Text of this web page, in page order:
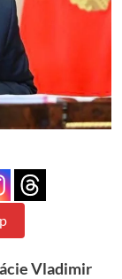
Vladimir